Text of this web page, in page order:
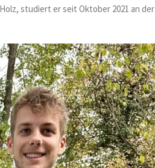
studiert er seit Oktober 2021 an der